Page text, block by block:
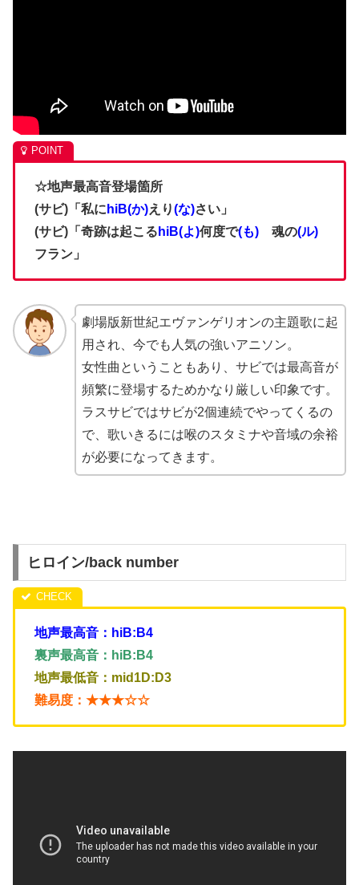
☆地声最高音登場箇所
(サビ)「私に hiB(か)えり(な)さい」
(サビ)「奇跡は起こる hiB(よ)何度で(も) 魂の(ル)
フラン」
劇場版新世紀エヴァンゲリオンの主題歌に起
用され、今でも人気の強いアニソン。
女性曲ということもあり、サビでは最高音が
頻繁に登場するためかなり厳しい印象です。
ラスサビではサビが2個連続でやってくるの
で、歌いきるには喉のスタミナや音域の余裕
が必要になってきます。
ヒロイン/back number
地声最高音：hiB:B4
裏声最高音：hiB:B4
地声最低音：mid1D:D3
難易度：★★★☆☆